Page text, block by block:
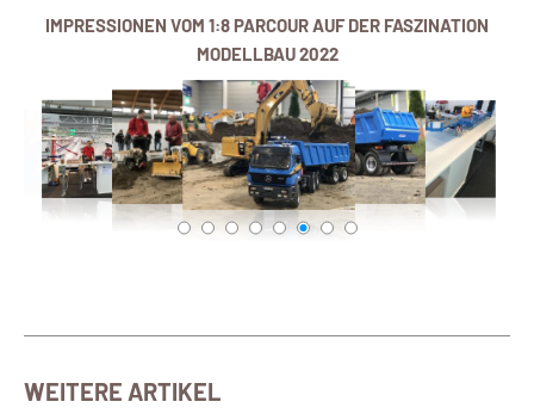
IMPRESSIONEN VOM 1:8 PARCOUR AUF DER FASZINATION
MODELLBAU 2022
WEITERE ARTIKEL